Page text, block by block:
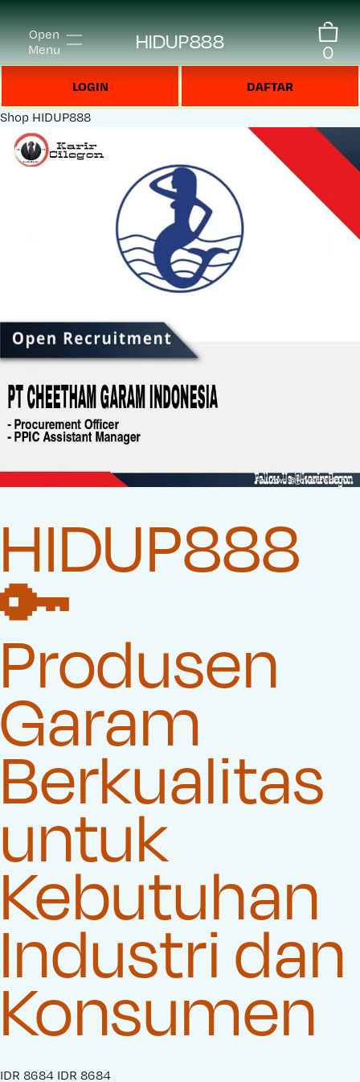
Open
Menu
HIDUP888 0
LOGIN DAFTAR
Shop HIDUP888
HIDUP888
🔑
Produsen
Garam
Berkualitas
untuk
Kebutuhan
Industri dan
Konsumen
S
IDR 8684 O
IDR 8684